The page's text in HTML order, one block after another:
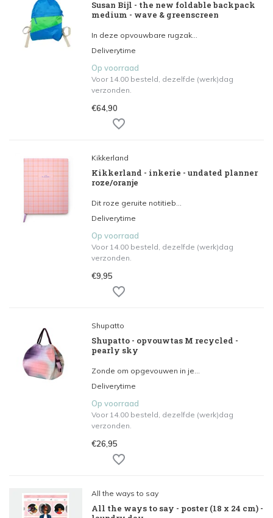
Susan Bijl - the new foldable backpack
medium - wave & greenscreen
In deze opvouwbare rugzak...
Deliverytime
Op voorraad
Voor 14.00 besteld, dezelfde (werk)dag
verzonden.
€64,90
Kikkerland
Kikkerland - inkerie - undated planner
roze/oranje
Dit roze geruite notitieb...
Deliverytime
Op voorraad
Voor 14.00 besteld, dezelfde (werk)dag
verzonden.
€9,95
Shupatto
Shupatto - opvouwtas M recycled -
pearly sky
Zonde om opgevouwen in je...
Deliverytime
Op voorraad
Voor 14.00 besteld, dezelfde (werk)dag
verzonden.
€26,95
All the ways to say
All the ways to say - poster (18 x 24 cm) -